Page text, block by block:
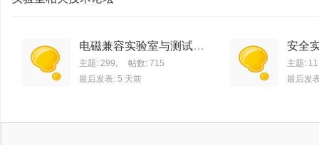
电磁兼容实验室与测试技
术
主题: 299,
帖数: 715
最后发表: 5 天前
安全
主题: 11
最后发